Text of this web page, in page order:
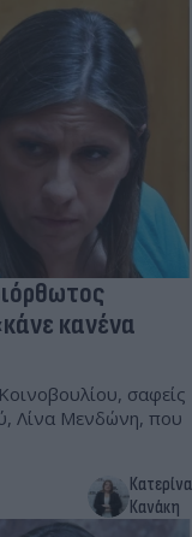
κανένα
σαφείς
Λίνα Μενδώνη, που
Κατερίνα
Κανάκη